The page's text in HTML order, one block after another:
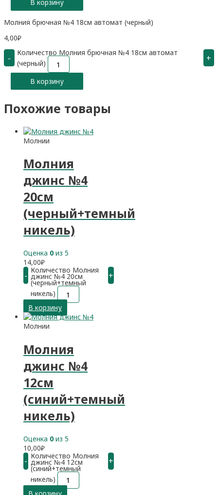
В корзину
Молния брючная №4 18см автомат (черный)
4,00₽
-
Количество Молния брючная №4 18см автомат
(черный)
+
В корзину
Похожие товары
Молнии
Молния
джинс №4
20см
(черный+темный
никель)
Оценка 0 из 5
14,00₽
- Количество Молния
джинс №4 20см
(черный+темный
никель)
+
В корзину
Молнии
Молния
джинс №4
12см
(синий+темный
никель)
Оценка 0 из 5
10,00₽
- Количество Молния
джинс №4 12см
(синий+темный
никель)
+
В корзину